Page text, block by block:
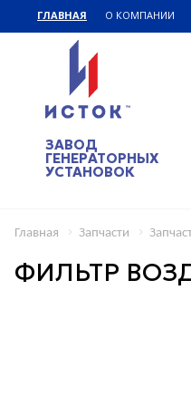
ГЛАВНАЯ О КОМПАНИИ
ЗАВОД
ГЕНЕРАТОРНЫХ
УСТАНОВОК
Главная Запчасти
ФИЛЬТР